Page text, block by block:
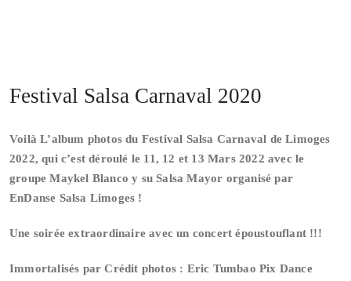
Festival Salsa Carnaval 2020
Voilà L’album photos du Festival Salsa Carnaval de Limoges
2022, qui c’est déroulé le 11, 12 et 13 Mars 2022 avec le
groupe Maykel Blanco y su Salsa Mayor organisé par
EnDanse Salsa Limoges !
Une soirée extraordinaire avec un concert époustouflant !!!
Immortalisés par Crédit photos : Eric Tumbao Pix Dance